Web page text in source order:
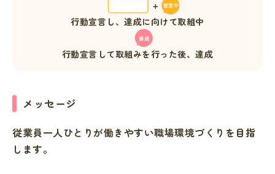
行動宣言し、達成に向けて取組中
行動宣言して取組みを行った後、達成
メッセージ
従業員一人ひとりが働きやすい職場環境づくりを目指
します。